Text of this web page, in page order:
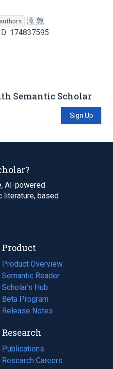
滝 敦
174837595
Semantic Scholar
Sign Up
AI-powered
literature, based
Product
Product Overview
Semantic Reader
Scholar's Hub
Beta Program
Release Notes
Research
Publications
(opens
in
Research Careers
(opens